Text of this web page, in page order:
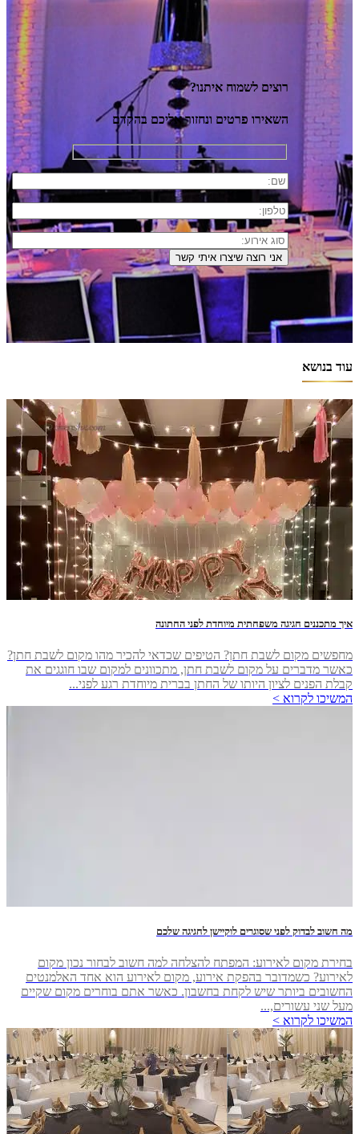
רוצים לשמוח איתנו?
השאירו פרטים ונחזור אליכם בהקדם
עוד בנושא
איך מתכננים חגיגה משפחתית מיוחדת לפני החתונה
מחפשים מקום לשבת חתן? הטיפים שכדאי להכיר מהו מקום לשבת חתן?
כאשר מדברים על מקום לשבת חתן, מתכוונים למקום שבו חוגגים את
קבלת הפנים לציון היותו של החתן בברית מיוחדת רגע לפני...
המשיכו לקרוא >
מה חשוב לבדוק לפני שסוגרים לוקיישן לחגיגה שלכם
בחירת מקום לאירוע: המפתח להצלחה למה חשוב לבחור נכון מקום
לאירוע? כשמדובר בהפקת אירוע, מקום לאירוע הוא אחד האלמנטים
החשובים ביותר שיש לקחת בחשבון. כאשר אתם בוחרים מקום שקיים
מעל שני עשורים,...
המשיכו לקרוא >